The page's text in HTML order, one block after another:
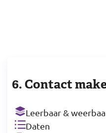
6. Contact
Leerbaar &
Daten